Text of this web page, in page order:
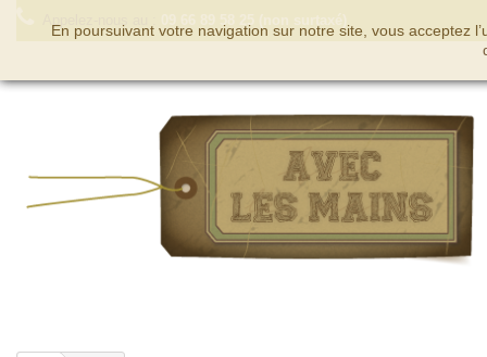
En poursuivant votre navigation sur notre site, vous acceptez